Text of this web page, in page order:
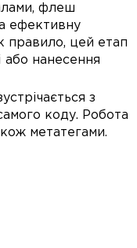
флеш
ефективну
правило, цей етап
або нанесення
з
коду. Робота
метатегами.